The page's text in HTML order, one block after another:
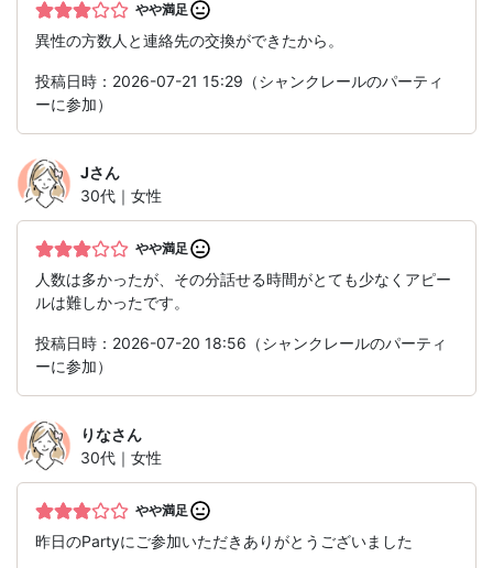
やや満足
異性の方数人と連絡先の交換ができたから。
投稿日時：2026-07-21 15:29（シャンクレールのパーティ
ーに参加）
Jさん
30代｜女性
やや満足
人数は多かったが、その分話せる時間がとても少なくアピー
ルは難しかったです。
投稿日時：2026-07-20 18:56（シャンクレールのパーティ
ーに参加）
りなさん
30代｜女性
やや満足
昨日のPartyにご参加いただきありがとうございました